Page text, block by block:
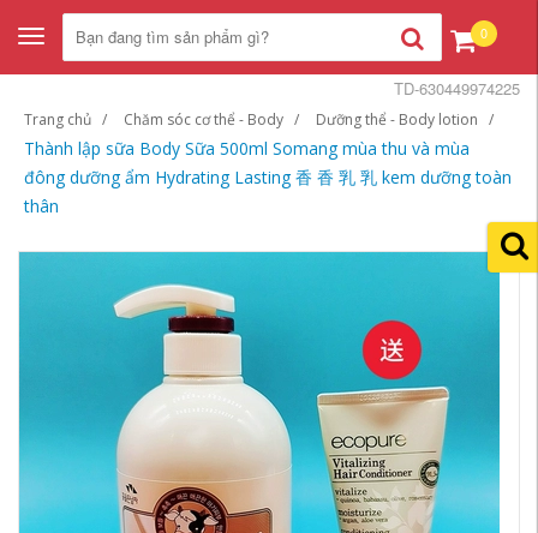
Toggle
navigation
0
Trang chủ Chăm sóc cơ thể - Body Dưỡng thể - Body lotion
Thành lập sữa Body Sữa 500ml Somang mùa thu và mùa
đông dưỡng ẩm Hydrating Lasting 香 香 乳 乳 kem dưỡng toàn
thân
TD-630449974225